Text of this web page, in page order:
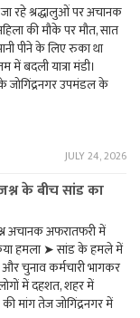
रहे श्रद्धालुओं पर अचानक
की मौके पर मौत, सात
पीने के लिए रुका था
बदली यात्रा मंडी।
जोगिंद्रनगर उपमंडल के
JULY 24, 2026
के बीच सांड का
अचानक अफरातफरी में
हमला ➤ सांड के हमले में
चुनाव कर्मचारी भागकर
में दहशत, शहर में
मांग तेज जोगिंद्रनगर में